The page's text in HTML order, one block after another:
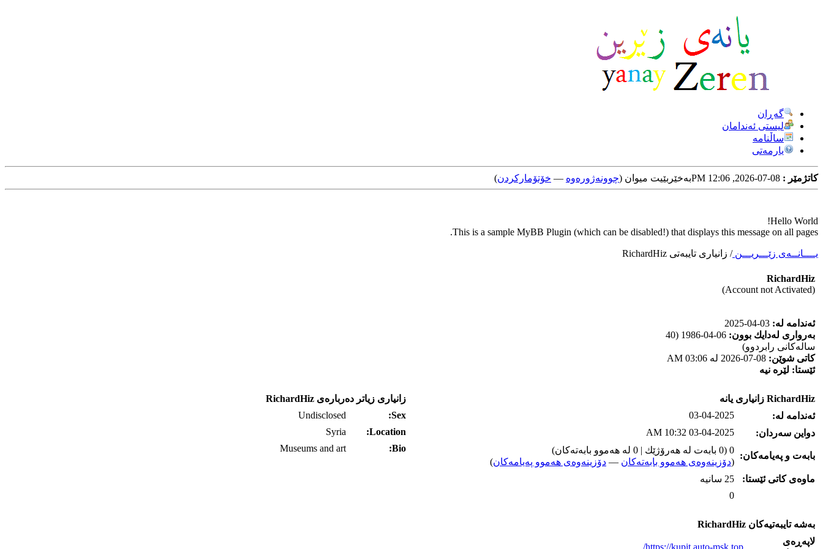
گه‌ڕان
لیستی ئه‌ندامان
ساڵنامه
یارمه‌تی
کاتژمێر : به‌خێربێیت میوان (چوونه‌ژوره‌وه‌ — خۆتۆمارکردن)
Hello World!
This is a sample MyBB Plugin (which can be disabled!) that displays this message on all pages.
یــــانــه‌ی زێـــریـــن/ زانیاری تایبه‌تی RichardHiz
RichardHiz
(Account not Activated)
ئه‌ندامه‌ له‌:
به‌رواری له‌دایك بوون:
06-04-1986 (40
ساله‌كانی رابردوو)
كاتی شوێن:
ئێستا: لێره‌ نیه‌
RichardHiz زانیاری یانه‌
ئه‌ندامه‌ له‌:
03-04-2025
دواین سه‌ردان:
03-04-2025 10:32 AM
بابه‌ت و په‌یامه‌کان:
0 (0 بابه‌ت له‌ هه‌رۆژێك | 0 له‌ هه‌موو بابه‌ته‌كان)
(دۆزینه‌وه‌ی هه‌موو بابه‌ته‌کان — دۆزینه‌وه‌ی هه‌موو په‌یامه‌کان)
ماوه‌ی كاتی ئێستا:
25 سانیه‌
0
به‌شه‌ تایبه‌تیه‌کان RichardHiz
لاپه‌ڕه‌ی
https://kupit.auto-msk.top/
زانیاری زیاتر ده‌رباره‌ی RichardHiz
Sex:
Undisclosed
Location:
Syria
Bio:
Museums and art